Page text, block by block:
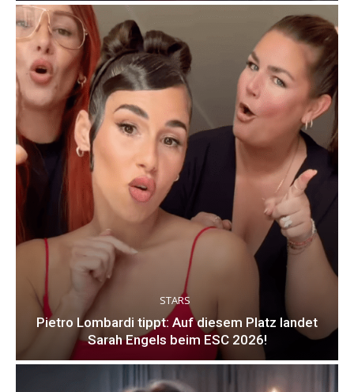
STARS
Pietro Lombardi tippt: Auf diesem Platz landet
Sarah Engels beim ESC 2026!